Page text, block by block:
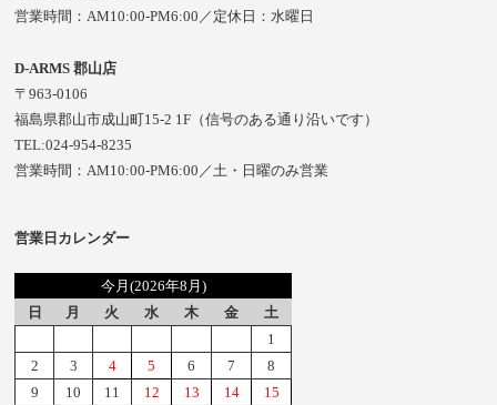
営業時間：AM10:00-PM6:00／定休日：水曜日
D-ARMS 郡山店
〒963-0106
福島県郡山市成山町15-2 1F（信号のある通り沿いです）
TEL:024-954-8235
営業時間：AM10:00-PM6:00／土・日曜のみ営業
営業日カレンダー
今月(2026年8月)
日
月 火 水 木 金
土
1
2
3 4 5 6 7
8
9
10 11 12 13 14
15